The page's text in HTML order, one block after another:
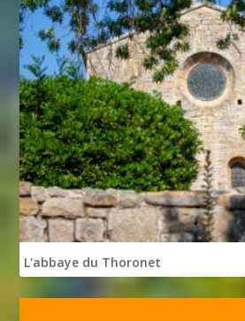
L'abbaye du Thoronet